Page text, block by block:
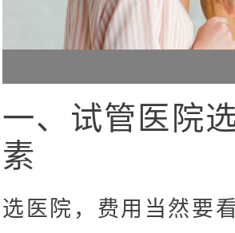
一、试管医院
素
选医院，费用当然要